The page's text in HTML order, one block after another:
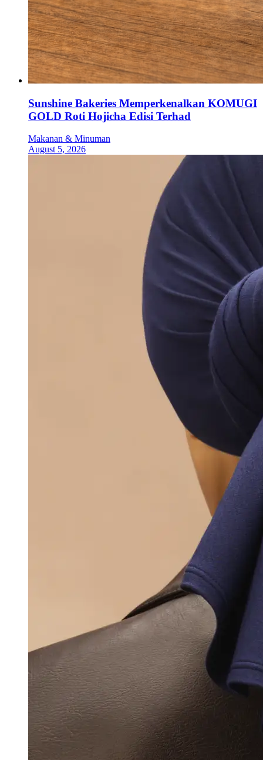
Sunshine Bakeries Memperkenalkan KOMUGI
GOLD Roti Hojicha Edisi Terhad
Makanan & Minuman
August 5, 2026